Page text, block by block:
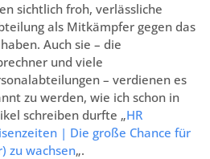
sichtlich froh, verlässliche
als Mitkämpfer gegen das
Auch sie – die
und viele
– verdienen es
zu werden, wie ich schon in
schreiben durfte „HR
| Die große Chance für
zu wachsen„.